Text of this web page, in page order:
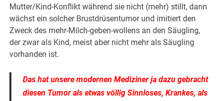
Mutter/Kind-Konflikt während sie nicht (mehr) stillt, dann
wächst ein solcher Brustdrüsentumor und imitiert den
Zweck des mehr-Milch-geben-wollens an den Säugling,
der zwar als Kind, meist aber nicht mehr als Säugling
vorhanden ist.
Das hat unsere modernen Mediziner ja dazu gebracht
diesen Tumor als etwas völlig Sinnloses, Krankes, als